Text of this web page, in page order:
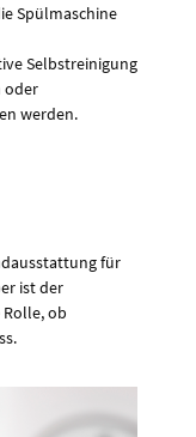
Spülmaschine
Selbstreinigung
oder
werden.
für
ist der
ob